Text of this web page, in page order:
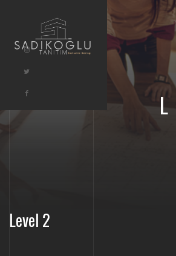
Level 2